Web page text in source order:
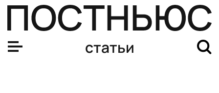
статьи